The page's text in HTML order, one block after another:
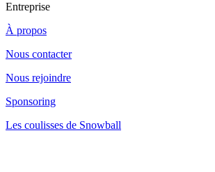
Entreprise
À propos
Nous contacter
Nous rejoindre
Sponsoring
Les coulisses de Snowball